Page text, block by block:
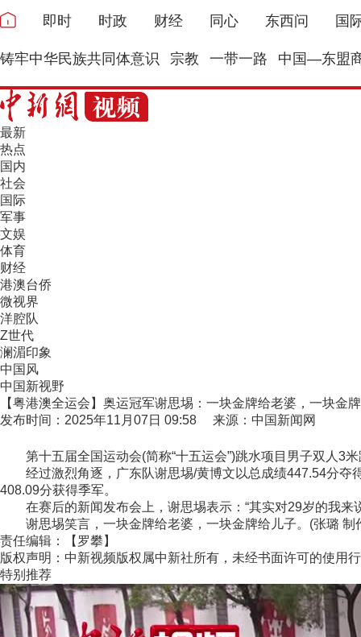
即时 时政 财经 同心 东西问 国
铸牢中华民族共同体意识 宗教 一带一路 中国—东盟
最新
热点
国内
社会
国际
军事
文娱
体育
财经
港澳台侨
微视界
洋腔队
Z世代
澜湄印象
中国风
中国新视野
【粤港澳全运会】奥运冠军谢思埸：一块金牌给老婆，一块金
发布时间：2025年11月07日 09:58 来源：中国新闻网
第十五届全国运动会(简称“十五运会”)跳水项目男子双人3
经过激烈角逐，广东队谢思埸/黄博文以总成绩447.54分夺
408.09分获得季军。
在赛后的新闻发布会上，谢思埸表示：“其实对29岁的我来
谢思埸笑言，一块金牌给老婆，一块金牌给儿子。(张璐 制
责任编辑：【罗攀】
版权声明：中新视频版权属中新社所有，未经书面许可的使用
特别推荐